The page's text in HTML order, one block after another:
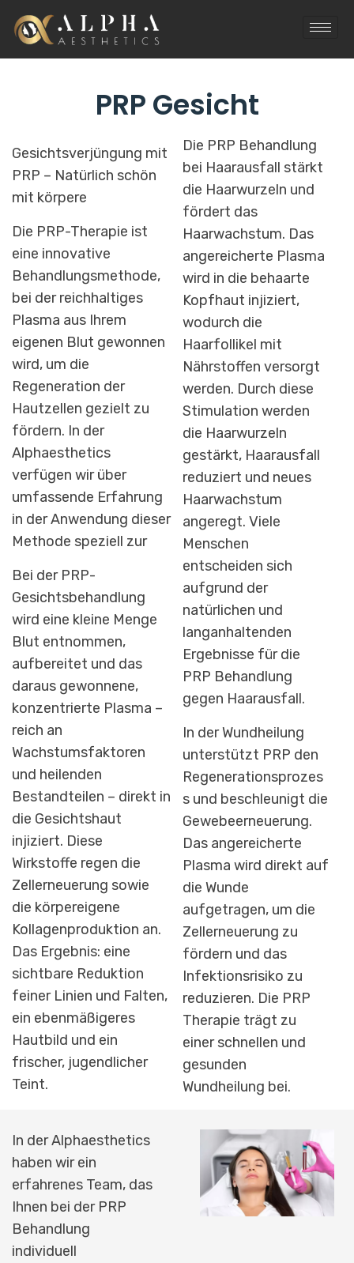
PRP Gesicht
Gesichtsverjüngung mit
PRP – Natürlich schön
mit körpere
Die PRP-Therapie ist
eine innovative
Behandlungsmethode,
bei der reichhaltiges
Plasma aus Ihrem
eigenen Blut gewonnen
wird, um die
Regeneration der
Hautzellen gezielt zu
fördern. In der
Alphaesthetics
verfügen wir über
umfassende Erfahrung
in der Anwendung dieser
Methode speziell zur
Bei der PRP-
Gesichtsbehandlung
wird eine kleine Menge
Blut entnommen,
aufbereitet und das
daraus gewonnene,
konzentrierte Plasma –
reich an
Wachstumsfaktoren
und heilenden
Bestandteilen – direkt in
die Gesichtshaut
injiziert. Diese
Wirkstoffe regen die
Zellerneuerung sowie
die körpereigene
Kollagenproduktion an.
Das Ergebnis: eine
sichtbare Reduktion
feiner Linien und Falten,
ein ebenmäßigeres
Hautbild und ein
frischer, jugendlicher
Teint.
Die PRP Behandlung
bei Haarausfall stärkt
die Haarwurzeln und
fördert das
Haarwachstum. Das
angereicherte Plasma
wird in die behaarte
Kopfhaut injiziert,
wodurch die
Haarfollikel mit
Nährstoffen versorgt
werden. Durch diese
Stimulation werden
die Haarwurzeln
gestärkt, Haarausfall
reduziert und neues
Haarwachstum
angeregt. Viele
Menschen
entscheiden sich
aufgrund der
natürlichen und
langanhaltenden
Ergebnisse für die
PRP Behandlung
gegen Haarausfall.
In der Wundheilung
unterstützt PRP den
Regenerationsprozes
s und beschleunigt die
Gewebeerneuerung.
Das angereicherte
Plasma wird direkt auf
die Wunde
aufgetragen, um die
Zellerneuerung zu
fördern und das
Infektionsrisiko zu
reduzieren. Die PRP
Therapie trägt zu
einer schnellen und
gesunden
Wundheilung bei.
In der Alphaesthetics
haben wir ein
erfahrenes Team, das
Ihnen bei der PRP
Behandlung
individuell